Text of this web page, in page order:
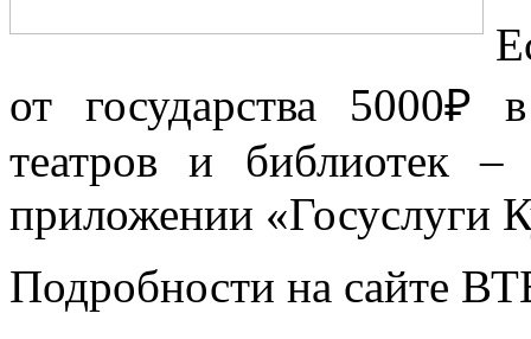
от государства 5000₽
театров и библиотек
приложении «Госуслуги
Подробности на сайте